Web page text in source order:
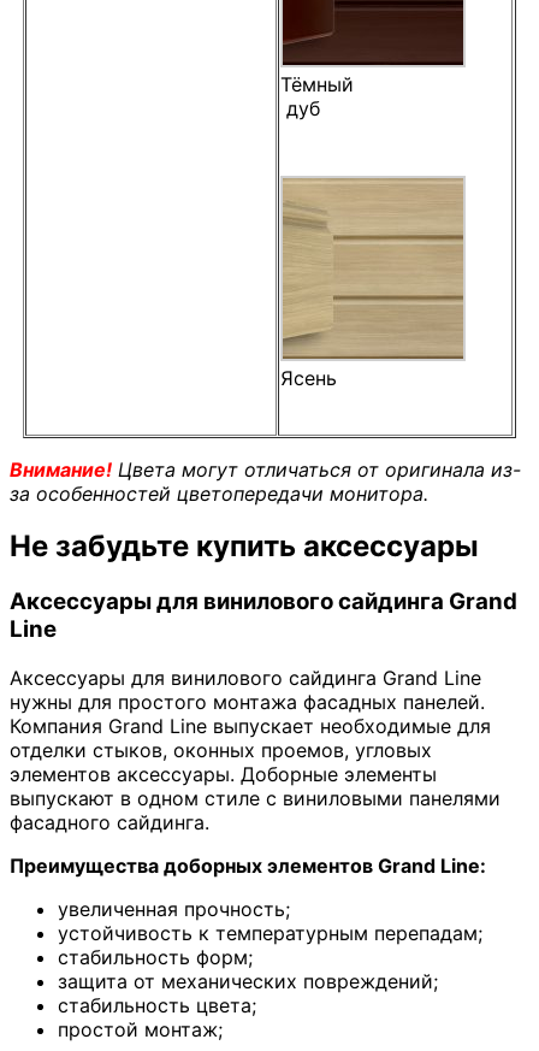
Тёмный
дуб
Ясень
Внимание! Цвета могут отличаться от оригинала из-
за особенностей цветопередачи монитора.
Не забудьте купить аксессуары
Аксессуары для винилового сайдинга Grand
Line
Аксессуары для винилового сайдинга Grand Line
нужны для простого монтажа фасадных панелей.
Компания Grand Line выпускает необходимые для
отделки стыков, оконных проемов, угловых
элементов аксессуары. Доборные элементы
выпускают в одном стиле с виниловыми панелями
фасадного сайдинга.
Преимущества доборных элементов Grand Line:
увеличенная прочность;
устойчивость к температурным перепадам;
стабильность форм;
защита от механических повреждений;
стабильность цвета;
простой монтаж;